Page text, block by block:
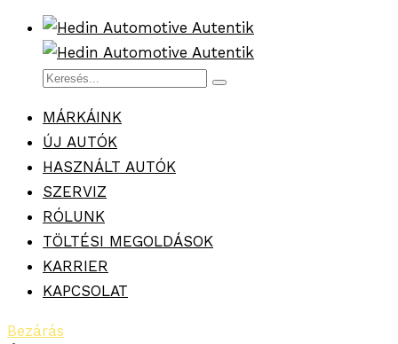
MÁRKÁINK
ÚJ AUTÓK
HASZNÁLT AUTÓK
SZERVIZ
RÓLUNK
TÖLTÉSI MEGOLDÁSOK
KARRIER
KAPCSOLAT
Bezárás